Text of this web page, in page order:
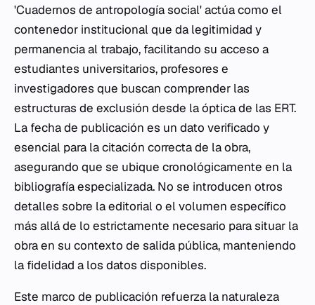
'Cuadernos de antropología social' actúa como el
contenedor institucional que da legitimidad y
permanencia al trabajo, facilitando su acceso a
estudiantes universitarios, profesores e
investigadores que buscan comprender las
estructuras de exclusión desde la óptica de las ERT.
La fecha de publicación es un dato verificado y
esencial para la citación correcta de la obra,
asegurando que se ubique cronológicamente en la
bibliografía especializada. No se introducen otros
detalles sobre la editorial o el volumen específico
más allá de lo estrictamente necesario para situar la
obra en su contexto de salida pública, manteniendo
la fidelidad a los datos disponibles.
Este marco de publicación refuerza la naturaleza